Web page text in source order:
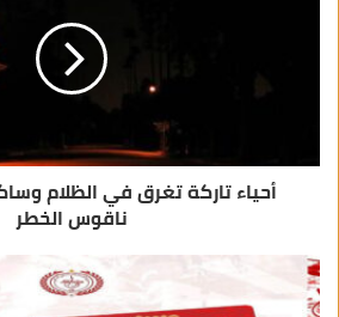
أحياء تاركة تغرق في الظلام
ناقوس الخطر